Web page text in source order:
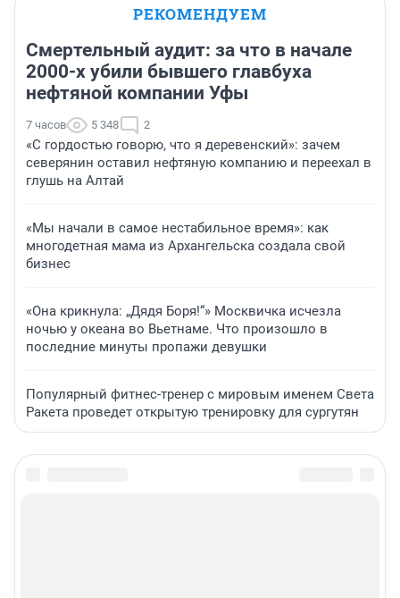
РЕКОМЕНДУЕМ
Смертельный аудит: за что в начале
2000-х убили бывшего главбуха
нефтяной компании Уфы
7 часов 5 348 2
«С гордостью говорю, что я деревенский»: зачем
северянин оставил нефтяную компанию и переехал в
глушь на Алтай
«Мы начали в самое нестабильное время»: как
многодетная мама из Архангельска создала свой
бизнес
«Она крикнула: „Дядя Боря!“» Москвичка исчезла
ночью у океана во Вьетнаме. Что произошло в
последние минуты пропажи девушки
Популярный фитнес-тренер с мировым именем Света
Ракета проведет открытую тренировку для сургутян